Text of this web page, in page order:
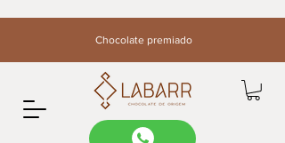
Chocolate premiado